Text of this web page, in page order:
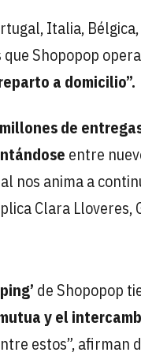
Italia,
Shopopop
a domicilio”.
de
entre
nos anima a
Clara
de Shopopop
y el
estos”, afirman